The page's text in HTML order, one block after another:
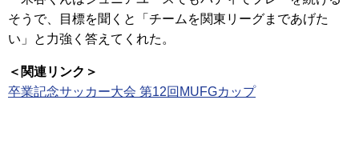
そうで、目標を聞くと「チームを関東リーグまであげた
い」と力強く答えてくれた。
＜関連リンク＞
卒業記念サッカー大会 第12回MUFGカップ